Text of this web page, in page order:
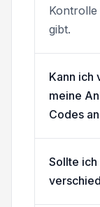
gibt.
Kann ich
meine
Codes
Sollte